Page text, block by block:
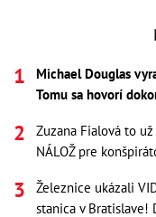
Michael Douglas
Tomu sa hovorí
Zuzana Fialová to
NÁLOŽ pre
Železnice ukázali
stanica v